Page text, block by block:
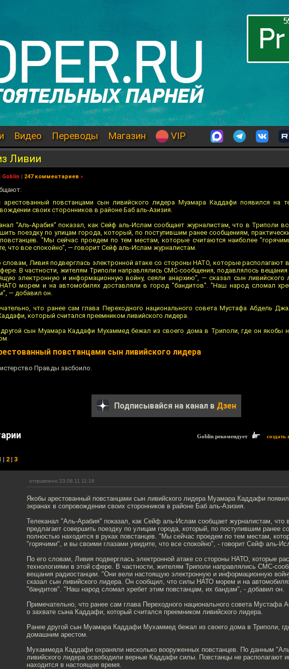
Видео Переводы Магазин VIP
Ливии
Goblin | 247 комментариев »
арестованный повстанцами сын ливийского лидера Муамара Каддафи появился на
своих сторонников в районе Баб аль-Азизия.
"Аль-Арабия" показал, как Сейф аль-Ислам сообщает журналистам, что в Триполи
поездку по улицам города, который, по поступившим ранее сообщениям,
повстанцев. "Мы сейчас проедем по тем местам, которые считаются наиболее
что все спокойно", — говорит Сейф аль-Ислам журналистам.
словам, Ливия подверглась электронной атаке со стороны НАТО, которые располагают
В частности, жителям Триполи направлялись СМС-сообщения, подавлялось
электронную и информационную войну, сеяли анархию", — сказал сын ливийского
морем и на автомобилях доставляли в город "бандитов". "Наш народ сломал
— добавил он.
что ранее сам глава Переходного национального совета Мустафа Абдель
который считался преемником ливийского лидера.
другой сын Муамара Каддафи Мухаммед бежал из своего дома в Триполи, где он якобы
повстанцами сын ливийского лидера
Правды засбоило.
Подписывайся на канал в Дзен
Goblin рекомендует создать
| 2 | 3
отправлено 23.08.11 11:19
Якобы арестованный повстанцами сын ливийского лидера Муамара Каддафи
экранах в сопровождении своих сторонников в районе Баб аль-Азизия.
Телеканал "Аль-Арабия" показал, как Сейф аль-Ислам сообщает журналистам, что
предлагает совершить поездку по улицам города, который, по поступившим ранее
полностью находится в руках повстанцев. "Мы сейчас проедем по тем местам,
"горячими", и вы своими глазами увидите, что все спокойно", - говорит Сейф аль-
По его словам, Ливия подверглась электронной атаке со стороны НАТО, которые
технологиями в этой сфере. В частности, жителям Триполи направлялись СМС-
вещания радиостанции. "Они вели настоящую электронную и информационную
сказал сын ливийского лидера. Он сообщил, что силы НАТО морем и на
"бандитов". "Наш народ сломал хребет этим повстанцам, их бандам", - добавил он.
Примечательно, что ранее сам глава Переходного национального совета
о захвате сына Каддафи, который считался преемником ливийского лидера.
Ранее другой сын Муамара Каддафи Мухаммед бежал из своего дома в Триполи,
домашним арестом.
Мухаммеда Каддафи охраняли несколько вооруженных повстанцев. По данным
ливийского лидера освободили верные Каддафи силы. Повстанцы не располагают
находится в настоящее время.